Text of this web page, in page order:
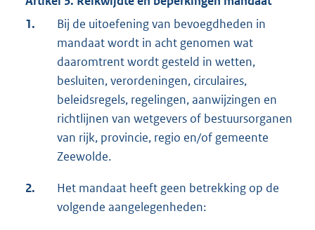
1.
Bij de uitoefening van bevoegdheden in
mandaat wordt in acht genomen wat
daaromtrent wordt gesteld in wetten,
besluiten, verordeningen, circulaires,
beleidsregels, regelingen, aanwijzingen en
richtlijnen van wetgevers of bestuursorganen
van rijk, provincie, regio en/of gemeente
Zeewolde.
2.
Het mandaat heeft geen betrekking op de
volgende aangelegenheden: